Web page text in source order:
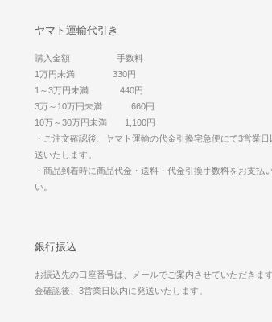
ヤマト運輸代引き
購入金額 手数料
1万円未満 330円
1～3万円未満 440円
3万～10万円未満 660円
10万～30万円未満 1,100円
・ご注文確認後、ヤマト運輸の代金引換宅急便にて3営業日
送いたします。
・商品到着時に商品代金・送料・代金引換手数料をお支払
い。
銀行振込
お振込先の口座番号は、メールでご案内させていただきま
金確認後、3営業日以内に発送いたします。